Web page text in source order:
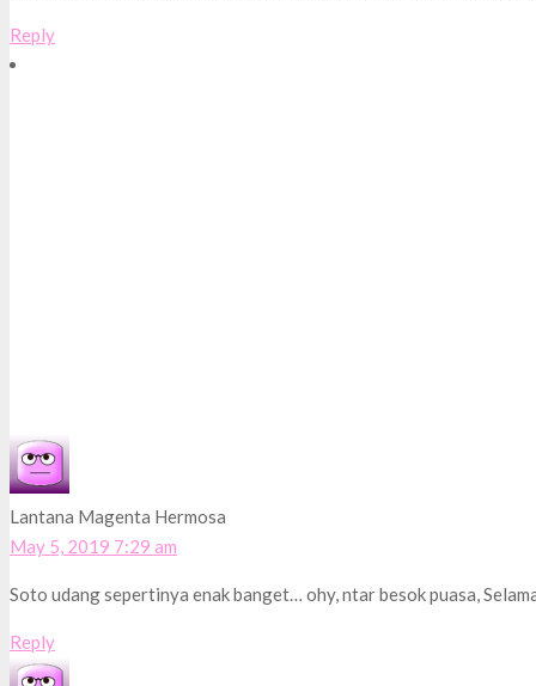
Reply
Lantana Magenta Hermosa
May 5, 2019 7:29 am
Soto udang sepertinya enak banget… ohy, ntar besok puasa,
Reply